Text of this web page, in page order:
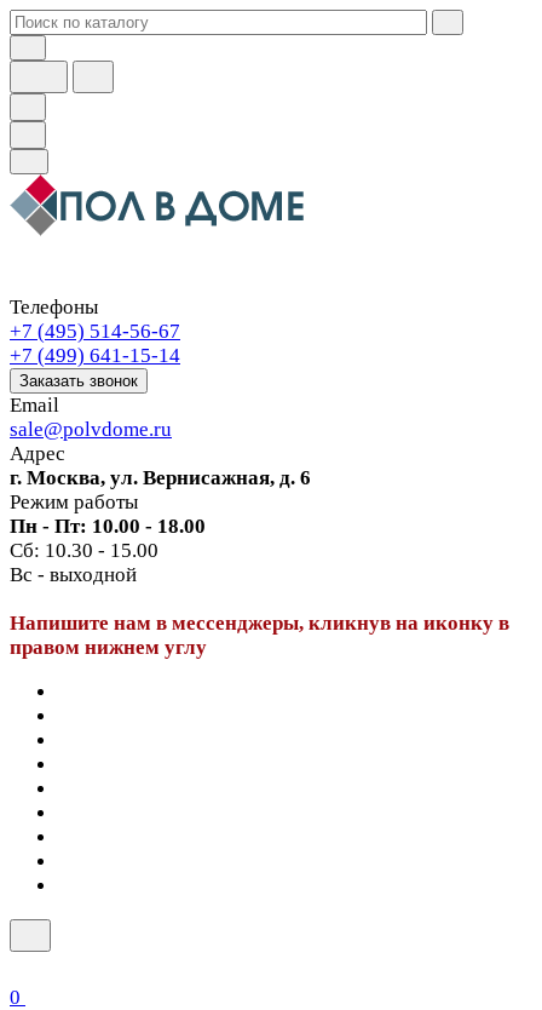
Телефоны
+7 (495) 514-56-67
+7 (499) 641-15-14
Заказать звонок
Email
sale@polvdome.ru
Адрес
г. Москва, ул. Вернисажная, д. 6
Режим работы
Пн - Пт: 10.00 - 18.00
Сб: 10.30 - 15.00
Вс - выходной
Напишите нам в мессенджеры, кликнув на иконку в
правом нижнем углу
0